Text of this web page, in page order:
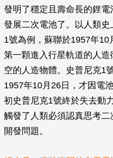
發明了穩定且壽命長的鋰
發展二次電池了。以人類
1號為例，蘇聯於1957年
第一顆進入行星軌道的人
空的人造物體。史普尼克1
1957年10月26日，才因電
初史普尼克1號終於失去動
觸發了人類必須認真思考
開發問題。